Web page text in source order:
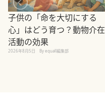
子供の「命を大切にする
心」はどう育つ？動物介在
活動の効果
2026年8月5日 By equall編集部